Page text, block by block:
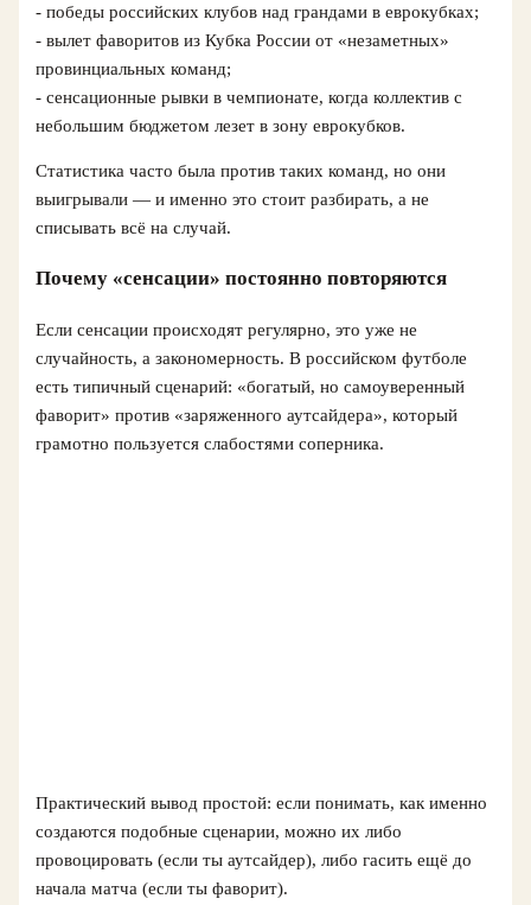
- победы российских клубов над грандами в еврокубках;
- вылет фаворитов из Кубка России от «незаметных»
провинциальных команд;
- сенсационные рывки в чемпионате, когда коллектив с
небольшим бюджетом лезет в зону еврокубков.
Статистика часто была против таких команд, но они
выигрывали — и именно это стоит разбирать, а не
списывать всё на случай.
Почему «сенсации» постоянно повторяются
Если сенсации происходят регулярно, это уже не
случайность, а закономерность. В российском футболе
есть типичный сценарий: «богатый, но самоуверенный
фаворит» против «заряженного аутсайдера», который
грамотно пользуется слабостями соперника.
Практический вывод простой: если понимать, как именно
создаются подобные сценарии, можно их либо
провоцировать (если ты аутсайдер), либо гасить ещё до
начала матча (если ты фаворит).